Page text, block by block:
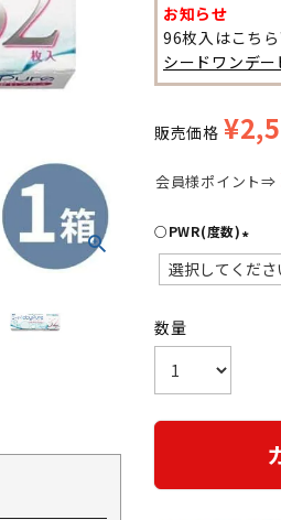
お知らせ
96枚入はこち
シードワンデ
販売価格 ¥
会員様ポイント⇒
○PWR(度数)
(
必